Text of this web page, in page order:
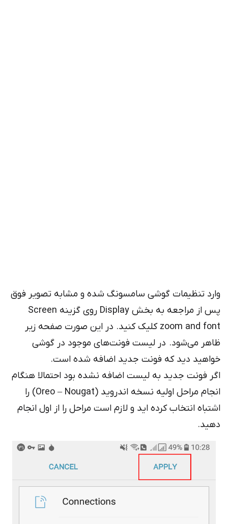
وارد تنظیمات گوشی سامسونگ شده و مشابه تصویر فوق
پس از مراجعه به بخش Display روی گزینه Screen
zoom and font کلیک کنید. در این صورت صفحه زیر
ظاهر می‌شود. در لیست فونت‌های موجود در گوشی
خواهید دید که فونت جدید اضافه شده است.
اگر فونت جدید به لیست اضافه نشده بود احتمالا هنگام
انجام مراحل اولیه نسخه اندروید (Oreo – Nougat) را
اشتباه انتخاب کرده اید و لازم است مراحل را از اول انجام
دهید.